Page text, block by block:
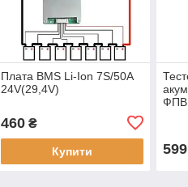
Плата BMS Li-Ion 7S/50А
24V(29,4V)
460₴
Купити
ФПВ
599